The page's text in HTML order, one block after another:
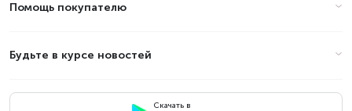
Помощь покупателю
Будьте в курсе новостей
Скачать в